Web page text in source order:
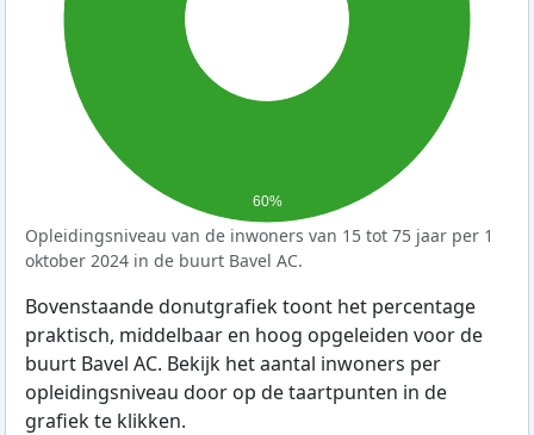
60%
Opleidingsniveau van de inwoners van 15 tot 75 jaar per 1
oktober 2024 in de buurt Bavel AC.
Bovenstaande donutgrafiek toont het percentage
praktisch, middelbaar en hoog opgeleiden voor de
buurt Bavel AC. Bekijk het aantal inwoners per
opleidingsniveau door op de taartpunten in de
grafiek te klikken.